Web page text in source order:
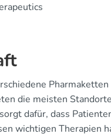
die meisten
dafür, dass
wichtigen Therapien